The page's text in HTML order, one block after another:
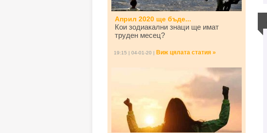
Април 2020 ще бъде...
Кои зодиакални знаци ще имат
труден месец?
19:15 | 04-01-20 | Виж цялата статия »